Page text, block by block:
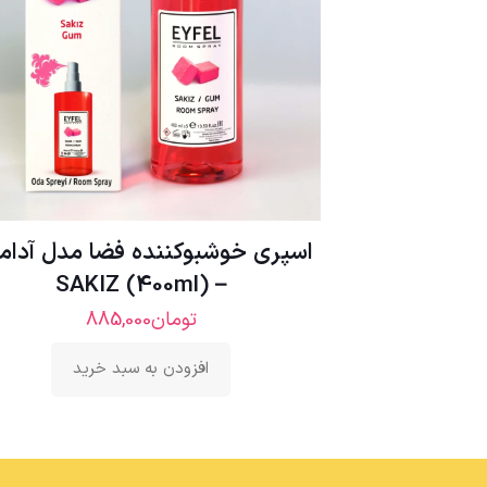
اسپری خوشبوکننده فضا مدل
– SAKIZ (400ml)
تومان885,000
افزودن به سبد خرید